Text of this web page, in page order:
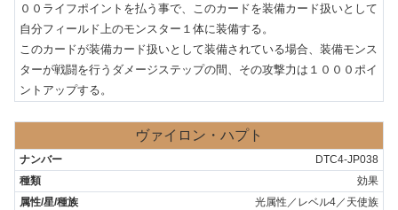
００ライフポイントを払う事で、このカードを装備カード扱いとして
自分フィールド上のモンスター１体に装備する。
このカードが装備カード扱いとして装備されている場合、装備モンス
ターが戦闘を行うダメージステップの間、その攻撃力は１０００ポイ
ントアップする。
ヴァイロン・ハプト
DTC4-JP038
効果
光属性／レベル4／天使族